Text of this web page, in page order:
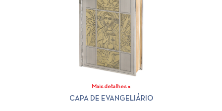
Mais detalhes »
CAPA DE EVANGELIÁRIO